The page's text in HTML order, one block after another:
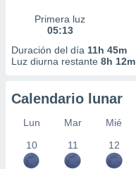
Primera luz
05:13
Duración del día 11h 45m
Luz diurna restante 8h 12m
Calendario lunar
Lun Mar Mié
10
11 12